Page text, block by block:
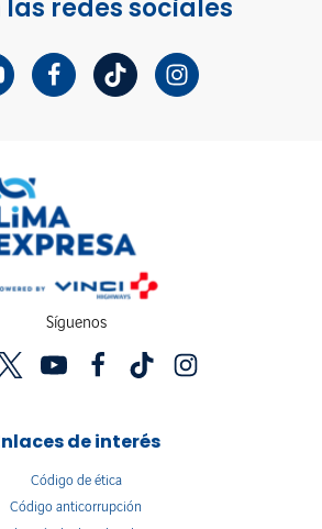
las redes sociales
Síguenos
de interés
Código de ética
Código anticorrupción